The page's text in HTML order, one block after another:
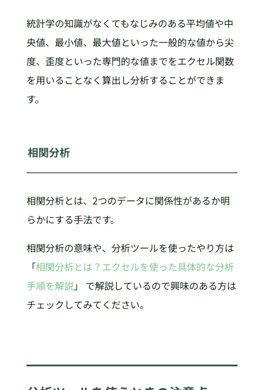
統計学の知識がなくてもなじみのある平均値や中
央値、最小値、最大値といった一般的な値から尖
度、歪度といった専門的な値までをエクセル関数
を用いることなく算出し分析することができま
す。
相関分析
相関分析とは、2つのデータに関係性があるか明
らかにする手法です。
相関分析の意味や、分析ツールを使ったやり方は
「相関分析とは？エクセルを使った具体的な分析
手順を解説」 で解説しているので興味のある方は
チェックしてみてください。